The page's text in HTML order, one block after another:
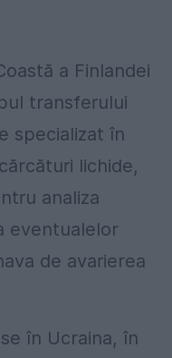
a Finlandei
transferului
specializat în
lichide,
analiza
eventualelor
de avarierea
în Ucraina, în